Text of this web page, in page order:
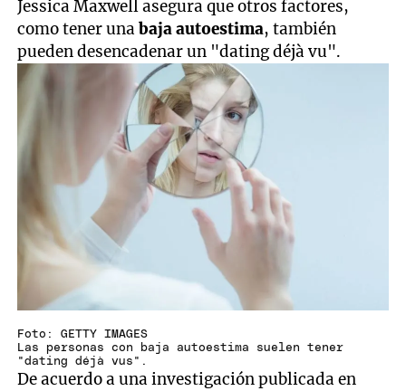
Jessica Maxwell asegura que otros factores,
como tener unabaja autoestima, también
pueden desencadenar un "dating déjà vu".
Foto: GETTY IMAGES
Las personas con baja autoestima suelen tener
"dating déjà vus".
De acuerdo a una investigación publicada en